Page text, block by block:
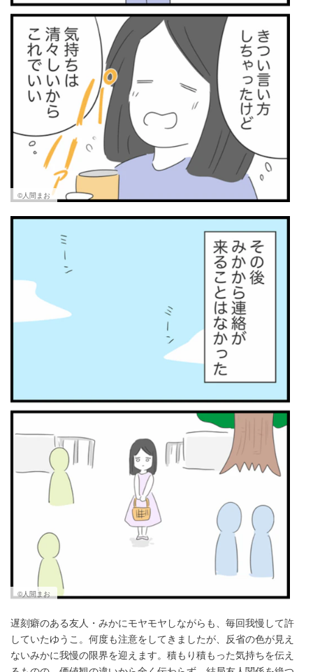
©人間まお
©人間まお
遅刻癖のある友人・みかにモヤモヤしながらも、毎回我慢して許
していたゆうこ。何度も注意をしてきましたが、反省の色が見え
ないみかに我慢の限界を迎えます。積もり積もった気持ちを伝え